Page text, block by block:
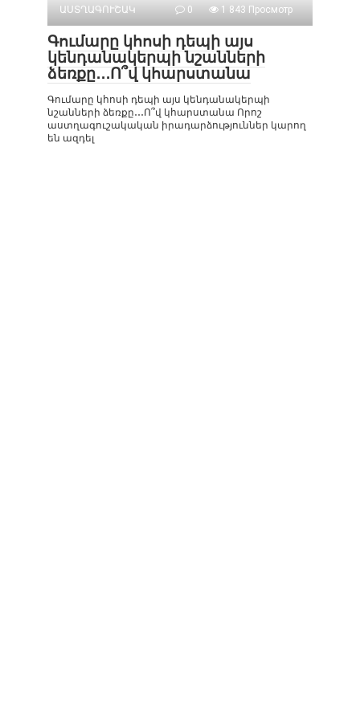
ԱՍՏՂԱԳՈՒՇԱԿ
0 1 843 Просмотр
Գումարը կհոսի դեպի այս
կենդանակերպի նշանների
ձեռքը․․․Ո՞վ կհարստանա
Գումարը կհոսի դեպի այս կենդանակերպի
նշանների ձեռքը․․․Ո՞վ կհարստանա Որոշ
աստղագուշակական իրադարձություններ կարող
են ազդել